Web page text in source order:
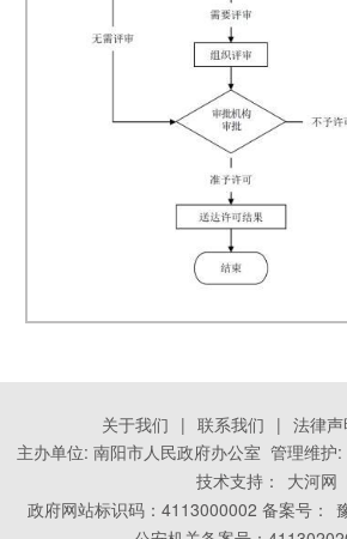
关于我们 | 联系我们 | 法律声
主办单位: 南阳市人民政府办公室 管理维护:
技术支持：
大河网
政府网站标识码：4113000002 备案号：